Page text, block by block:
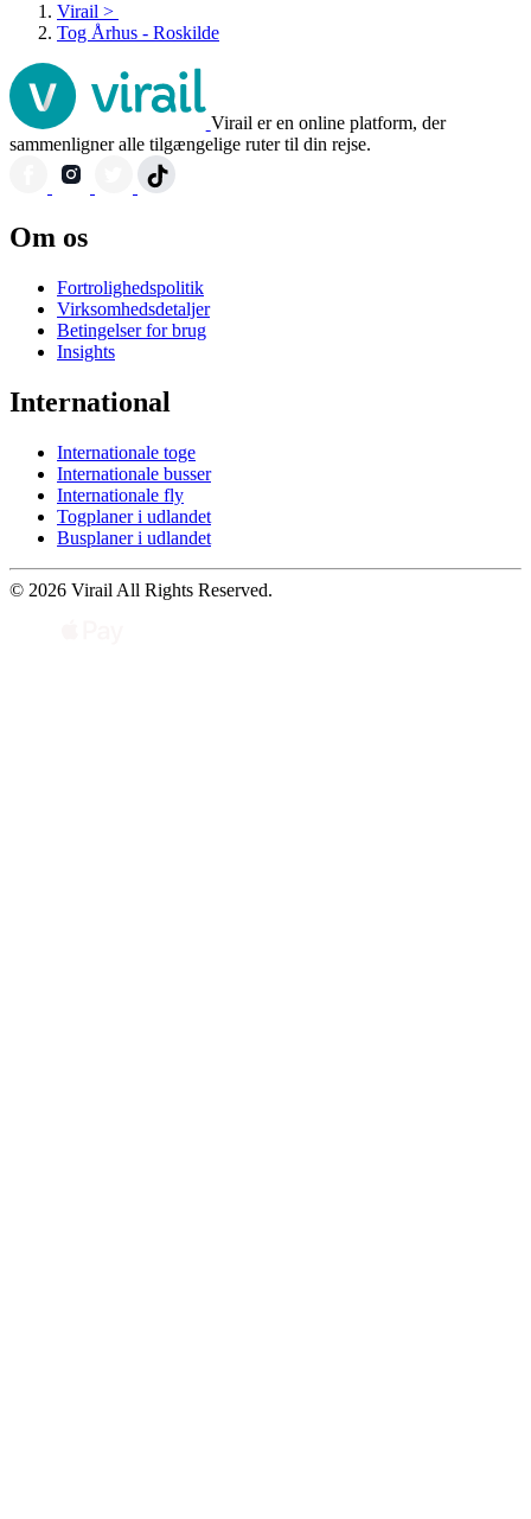
Virail >
Tog Århus - Roskilde
Virail er en online platform, der
sammenligner alle tilgængelige ruter til din rejse.
Om os
Fortrolighedspolitik
Virksomhedsdetaljer
Betingelser for brug
Insights
International
Internationale toge
Internationale busser
Internationale fly
Togplaner i udlandet
Busplaner i udlandet
© 2026 Virail All Rights Reserved.